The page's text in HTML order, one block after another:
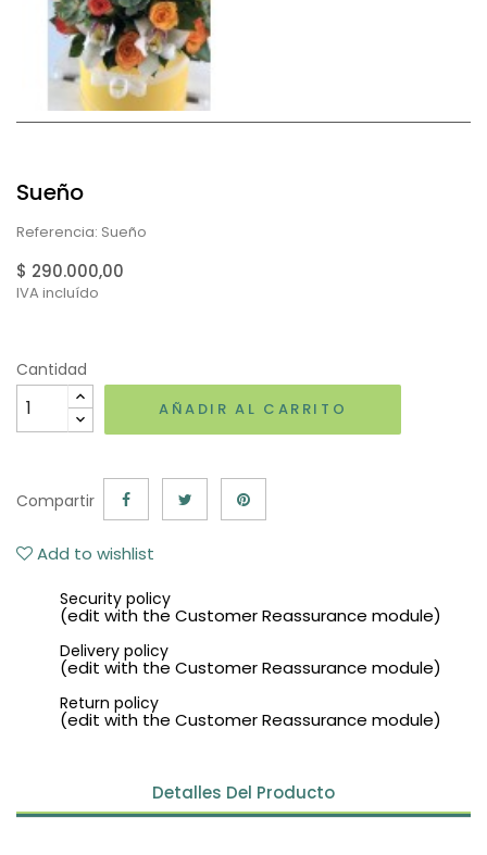
Sueño
Referencia: Sueño
$ 290.000,00
IVA incluído
Cantidad
AÑADIR AL CARRITO
Compartir
Add to wishlist
Security policy
(edit with the Customer Reassurance module)
Delivery policy
(edit with the Customer Reassurance module)
Return policy
(edit with the Customer Reassurance module)
Detalles Del Producto